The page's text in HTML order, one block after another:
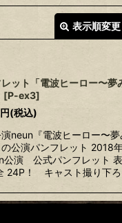
表示順変更
絞り込む
ット「電波ヒーロー〜夢
[P-ex3]
円(税込)
neun『電波ヒーロー〜夢
の公演パンフレット
公演 公式パンフレット 表
24P！ キャスト撮り下